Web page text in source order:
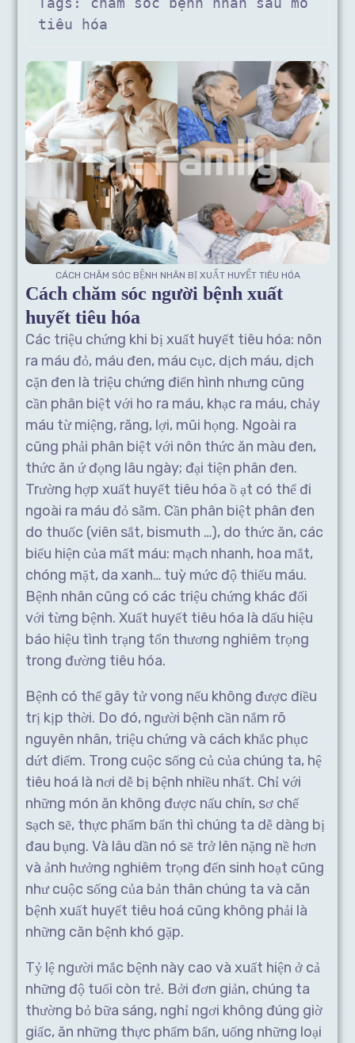
tiêu hóa
CÁCH CHĂM SÓC BỆNH NHÂN BỊ XUẤT HUYẾT TIÊU HÓA
Cách chăm sóc người bệnh xuất
huyết tiêu hóa
Các triệu chứng khi bị xuất huyết tiêu hóa: nôn
ra máu đỏ, máu đen, máu cục, dịch máu, dịch
cặn đen là triệu chứng điển hình nhưng cũng
cần phân biệt với ho ra máu, khạc ra máu, chảy
máu từ miệng, răng, lợi, mũi họng. Ngoài ra
cũng phải phân biệt với nôn thức ăn màu đen,
thức ăn ứ đọng lâu ngày; đại tiện phân đen.
Trường hợp xuất huyết tiêu hóa ồ ạt có thể đi
ngoài ra máu đỏ sẫm. Cần phân biệt phân đen
do thuốc (viên sắt, bismuth …), do thức ăn, các
biểu hiện của mất máu: mạch nhanh, hoa mắt,
chóng mặt, da xanh… tuỳ mức độ thiếu máu.
Bệnh nhân cũng có các triệu chứng khác đối
với từng bệnh. Xuất huyết tiêu hóa là dấu hiệu
báo hiệu tình trạng tổn thương nghiêm trọng
trong đường tiêu hóa.
Bệnh có thể gây tử vong nếu không được điều
trị kịp thời. Do đó, người bệnh cần nắm rõ
nguyên nhân, triệu chứng và cách khắc phục
dứt điểm. Trong cuộc sống củ của chúng ta, hệ
tiêu hoá là nơi dễ bị bệnh nhiều nhất. Chỉ với
những món ăn không được nấu chín, sơ chế
sạch sẽ, thực phẩm bẩn thì chúng ta dễ dàng bị
đau bụng. Và lâu dần nó sẽ trở lên nặng nề hơn
và ảnh hưởng nghiêm trọng đến sinh hoạt cũng
như cuộc sống của bản thân chúng ta và căn
bệnh xuất huyết tiêu hoá cũng không phải là
những căn bệnh khó gặp.
Tỷ lệ người mắc bệnh này cao và xuất hiện ở cả
những độ tuổi còn trẻ. Bởi đơn giản, chúng ta
thường bỏ bữa sáng, nghỉ ngơi không đúng giờ
giấc, ăn những thực phẩm bẩn, uống những loại